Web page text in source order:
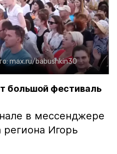
max.ru/babushkin30
большой фестиваль
в мессенджере
региона Игорь